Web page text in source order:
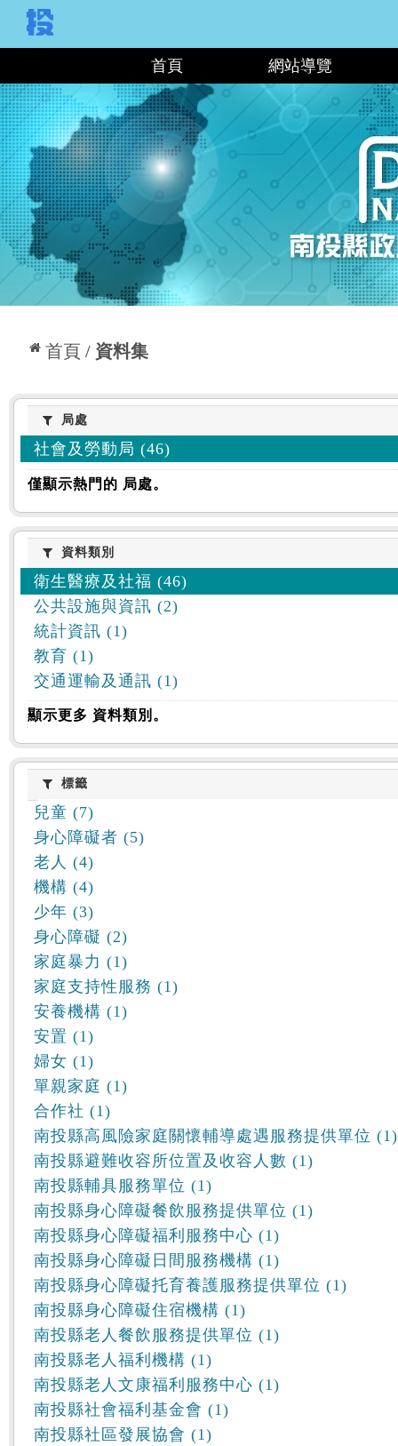
首頁 網站導覽
首頁 資料集
:::
局處局處
社會及勞動局 (46)
僅顯示熱門的 局處。
資料類別
資料類別
衛生醫療及社福 (46)
公共設施與資訊 (2)
統計資訊 (1)
教育 (1)
交通運輸及通訊 (1)
顯示更多 資料類別。
標籤標籤
兒童 (7)
身心障礙者 (5)
老人 (4)
機構 (4)
少年 (3)
身心障礙 (2)
家庭暴力 (1)
家庭支持性服務 (1)
安養機構 (1)
安置 (1)
婦女 (1)
單親家庭 (1)
合作社 (1)
南投縣高風險家庭關懷輔導處遇服務提供單位 (1)
南投縣避難收容所位置及收容人數 (1)
南投縣輔具服務單位 (1)
南投縣身心障礙餐飲服務提供單位 (1)
南投縣身心障礙福利服務中心 (1)
南投縣身心障礙日間服務機構 (1)
南投縣身心障礙托育養護服務提供單位 (1)
南投縣身心障礙住宿機構 (1)
南投縣老人餐飲服務提供單位 (1)
南投縣老人福利機構 (1)
南投縣老人文康福利服務中心 (1)
南投縣社會福利基金會 (1)
南投縣社區發展協會 (1)